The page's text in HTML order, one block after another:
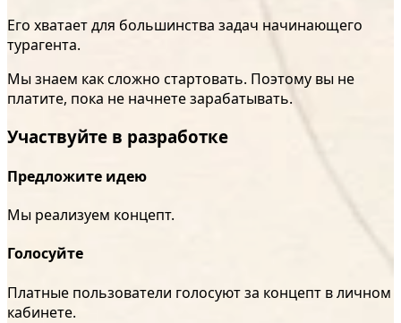
Его хватает для большинства задач начинающего
турагента.
Мы знаем как сложно стартовать. Поэтому вы не
платите, пока не начнете зарабатывать.
Участвуйте в разработке
Предложите идею
Мы реализуем концепт.
Голосуйте
Платные пользователи голосуют за концепт в личном
кабинете.